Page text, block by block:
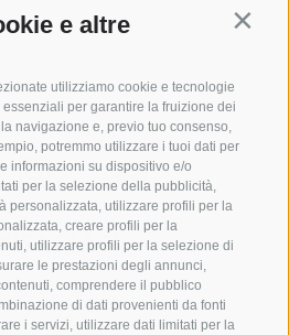
e altre
utilizziamo cookie e tecnologie
per garantire la fruizione dei
navigazione e, previo tuo consenso,
potremmo utilizzare i tuoi dati per
informazioni su dispositivo e/o
per la selezione della pubblicità,
personalizzata, utilizzare profili per la
creare profili per la
utilizzare profili per la selezione di
le prestazioni degli annunci,
comprendere il pubblico
di dati provenienti da fonti
i servizi, utilizzare dati limitati per la
+39 0472 760608/+39 0472
632372